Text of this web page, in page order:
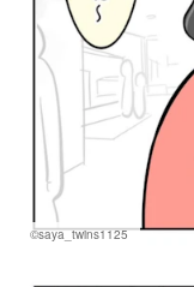
©saya_twins1125